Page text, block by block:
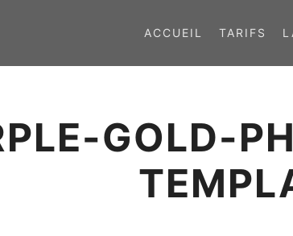
ACCUEIL TARIFS
GOLD-